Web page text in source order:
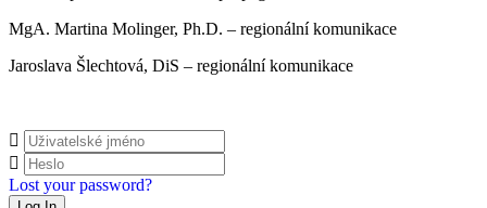
MgA. Martina Molinger, Ph.D. – regionální komunikace
Jaroslava Šlechtová, DiS – regionální komunikace
Lost your password?